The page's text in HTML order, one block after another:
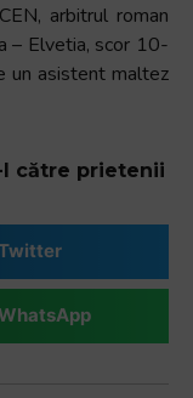
arbitrul roman
– Elvetia, scor 10-
un asistent maltez
către prietenii